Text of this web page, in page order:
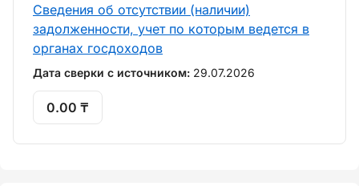
Сведения об отсутствии (наличии)
задолженности, учет по которым ведется в
органах госдоходов
Дата сверки с источником: 29.07.2026
0.00 ₸